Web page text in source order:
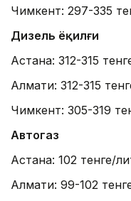
Чимкент: 297-335
Дизель ёқилғи
Астана: 312-315
Алмати: 312-315
Чимкент: 305-319
Автогаз
Астана: 102 тенге/
Алмати: 99-102